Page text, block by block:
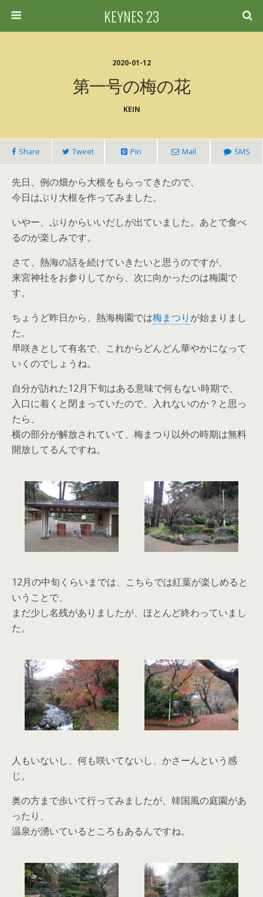
KEYNES 23
2020-01-12
第一号の梅の花
KEIN
Share Tweet Pin Mail SMS
先日、例の畑から大根をもらってきたので、
今日はぶり大根を作ってみました。
いやー、ぶりからいいだしが出ていました。あとで食べ
るのが楽しみです。
さて、熱海の話を続けていきたいと思うのですが、
来宮神社をお参りしてから、次に向かったのは梅園で
す。
ちょうど昨日から、熱海梅園では梅まつり が始まりまし
た。
早咲きとして有名で、これからどんどん華やかになって
いくのでしょうね。
自分が訪れた12月下旬はある意味で何もない時期で、
入口に着くと閉まっていたので、入れないのか？と思っ
たら、
横の部分が解放されていて、梅まつり以外の時期は無料
開放してるんですね。
12月の中旬くらいまでは、こちらでは紅葉が楽しめると
いうことで、
まだ少し名残がありましたが、ほとんど終わっていまし
た。
人もいないし、何も咲いてないし、かさーんという感
じ。
奥の方まで歩いて行ってみましたが、韓国風の庭園があ
ったり、
温泉が湧いているところもあるんですね。